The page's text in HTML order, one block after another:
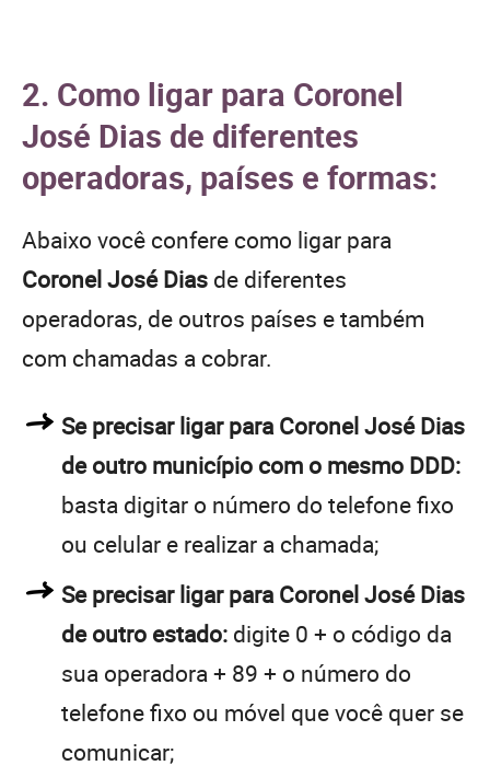
2. Como ligar para Coronel
José Dias de diferentes
operadoras, países e formas:
Abaixo você confere como ligar para
Coronel José Dias de diferentes
operadoras, de outros países e também
com chamadas a cobrar.
Se precisar ligar para Coronel José Dias
de outro município com o mesmo DDD:
basta digitar o número do telefone fixo
ou celular e realizar a chamada;
Se precisar ligar para Coronel José Dias
de outro estado: digite 0 + o código da
sua operadora + 89 + o número do
telefone fixo ou móvel que você quer se
comunicar;